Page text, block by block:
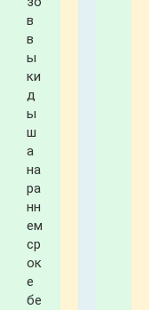
в
в
ы
ки
д
ы
ш
а
на
ра
нн
ем
ср
ок
е
бе